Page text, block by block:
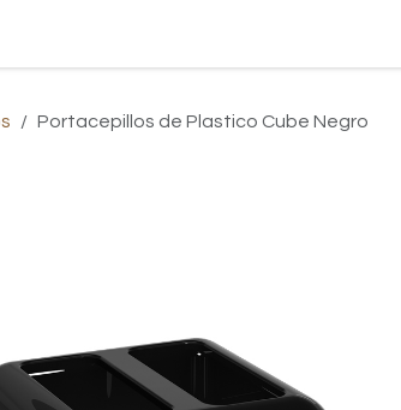
Portacepillos de Plastico Cube Negro